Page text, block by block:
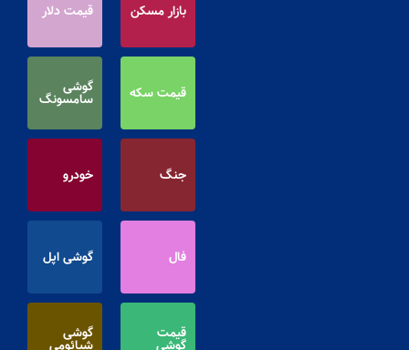
بازار مسکن قیمت دلار
قیمت سکه گوشی
سامسونگ
جنگ خودرو
فال گوشی اپل
قیمت
گوشی
گوشی
شیائومی